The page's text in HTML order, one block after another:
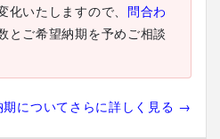
いたしますので、 問合わ
とご希望納期を予めご相談
期についてさらに詳しく見る →